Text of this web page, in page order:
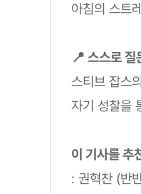
아침의 스트
📍 스스로 질
스티브 잡스
자기 성찰을
이 기사를 추
: 권혁찬 (반